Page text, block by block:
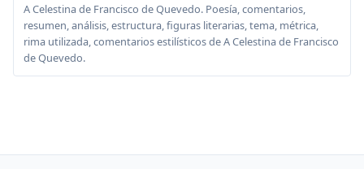
A Celestina de Francisco de Quevedo. Poesía, comentarios,
resumen, análisis, estructura, figuras literarias, tema, métrica,
rima utilizada, comentarios estilísticos de A Celestina de Francisco
de Quevedo.